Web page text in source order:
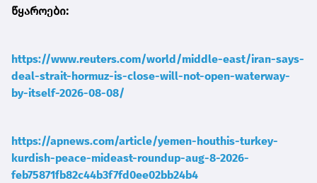
წყაროები:
https://www.reuters.com/world/middle-east/iran-says-
deal-strait-hormuz-is-close-will-not-open-waterway-
by-itself-2026-08-08/
https://apnews.com/article/yemen-houthis-turkey-
kurdish-peace-mideast-roundup-aug-8-2026-
feb75871fb82c44b3f7fd0ee02bb24b4